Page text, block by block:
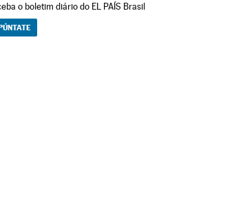
o boletim diário do EL PAÍS Brasil